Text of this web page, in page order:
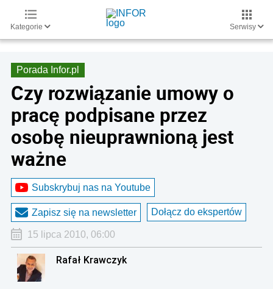
Kategorie Serwisy
Porada Infor.pl
Czy rozwiązanie umowy o
pracę podpisane przez
osobę nieuprawnioną jest
ważne
Subskrybuj nas na Youtube
Zapisz się na newsletter Dołącz do ekspertów
15 lipca 2010, 06:00
Rafał Krawczyk